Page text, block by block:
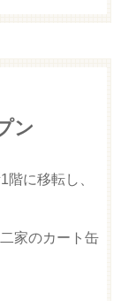
ン
に移転し、
家のカート缶